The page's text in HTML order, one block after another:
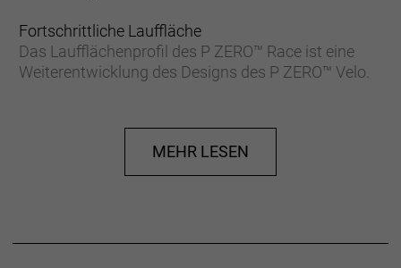
Fortschrittliche Lauffläche
Das Laufflächenprofil des P ZERO™ Race ist eine
Weiterentwicklung des Designs des P ZERO™ Velo.
World Tour führten zu einem neuen Design, welches
das Verhalten des Fahrrads bei jeder Wetterlage
MEHR LESEN